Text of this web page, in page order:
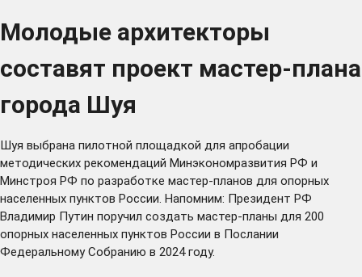
Молодые архитекторы
составят проект мастер-плана
города Шуя
Шуя выбрана пилотной площадкой для апробации
методических рекомендаций Минэкономразвития РФ и
Минстроя РФ по разработке мастер-планов для опорных
населенных пунктов России. Напомним: Президент РФ
Владимир Путин поручил создать мастер-планы для 200
опорных населенных пунктов России в Послании
Федеральному Собранию в 2024 году.